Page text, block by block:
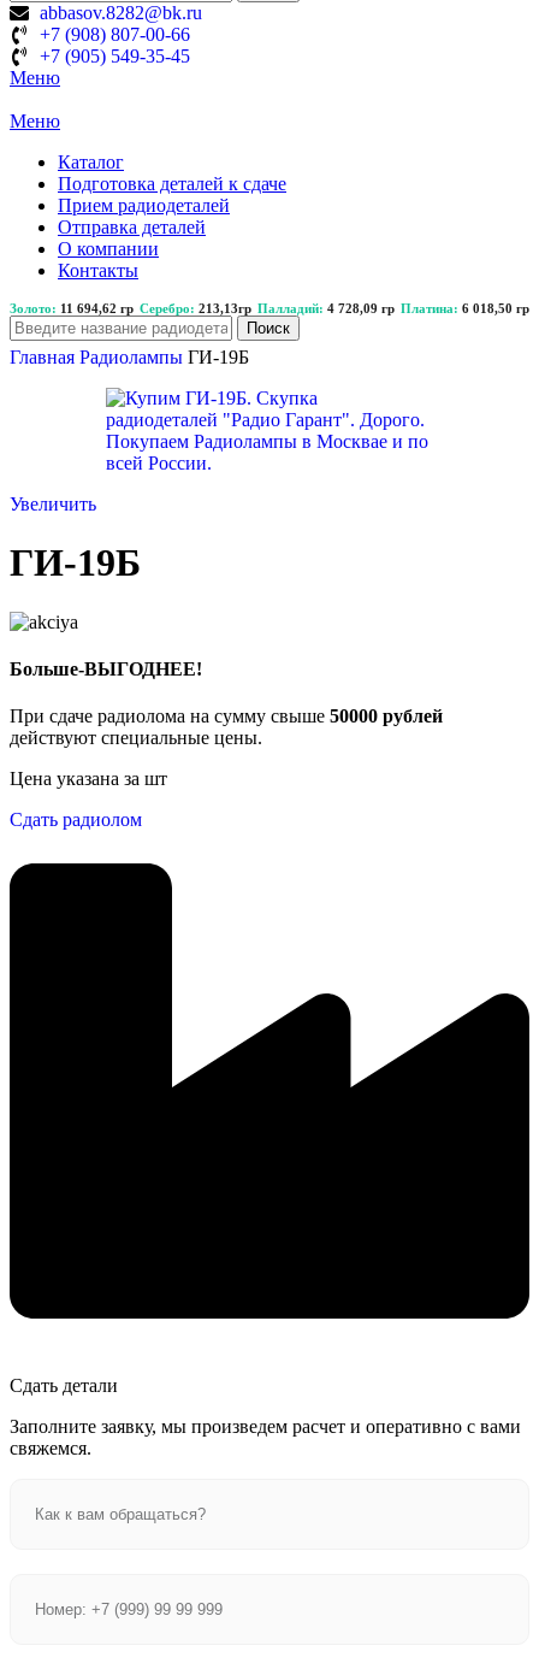
abbasov.8282@bk.ru
+7 (908) 807-00-66
+7 (905) 549-35-45
Меню
Меню
Каталог
Подготовка деталей к сдаче
Прием радиодеталей
Отправка деталей
О компании
Контакты
Золото: 11 694,62 гр Серебро: 213,13гр Палладий: 4 728,09 гр Платина: 6 018,50 гр
Поиск
Главная Радиолампы ГИ-19Б
Увеличить
ГИ-19Б
Больше-ВЫГОДНЕЕ!
При сдаче радиолома на сумму свыше 50000 рублей
действуют специальные цены.
Цена указана за шт
Сдать радиолом
Сдать детали
Заполните заявку, мы произведем расчет и оперативно с вами
свяжемся.